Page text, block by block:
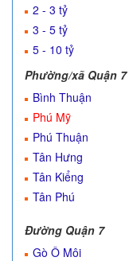
2 - 3 tỷ
3 - 5 tỷ
5 - 10 tỷ
Phường/xã Quận 7
Bình Thuận
Phú Mỹ
Phú Thuận
Tân Hưng
Tân Kiểng
Tân Phú
Đường Quận 7
Gò Ô Môi